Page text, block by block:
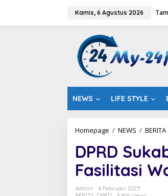
Kamis, 6 Agustus 2026
NEWS LIFE STYLE
Homepage / NEWS / BERITA
DPRD
Fasilitasi
Admin
6 Februari 2025